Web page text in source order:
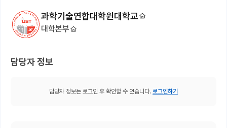
과학기술연합대학원대학교
대학본부
담당자 정보
담당자 정보는 로그인 후 확인할 수 있습니다. 로그인하기